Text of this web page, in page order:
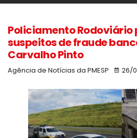
Policiamento Rodoviário
suspeitos de fraude
Carvalho Pinto
Agência de Notícias da PMESP 26/